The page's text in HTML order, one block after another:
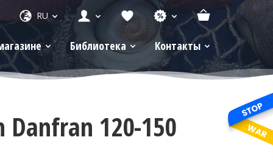
RU
Библиотека Контакты
120-150